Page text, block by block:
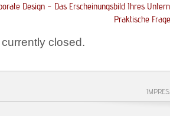
Design – Das Erscheinungsbild Ihres
Praktische
closed.